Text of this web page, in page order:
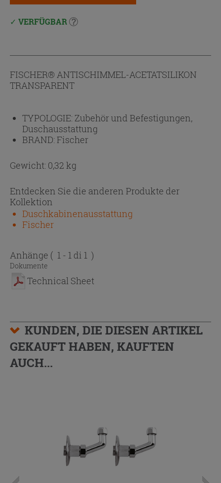
VERFÜGBAR
FISCHER® ANTISCHIMMEL-ACETATSILIKON
TRANSPARENT
TYPOLOGIE: Zubehör und Befestigungen,
Duschausstattung
BRAND:Fischer
Gewicht: 0,32 kg
Entdecken Sie die anderen Produkte der
Kollektion
Duschkabinenausstattung
Fischer
Anhänge ( 1 - 1 di 1 )
Dokumente
Technical Sheet
KUNDEN, DIE DIESEN ARTIKEL
GEKAUFT HABEN, KAUFTEN
AUCH...